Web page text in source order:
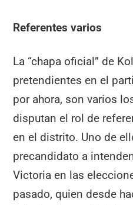
Referentes varios
La “chapa oficial” de
pretendientes en el
por ahora, son varios
disputan el rol de
en el distrito. Uno de
precandidato a
Victoria en las
pasado, quien desde